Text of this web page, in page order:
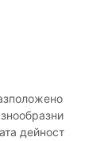
дейност